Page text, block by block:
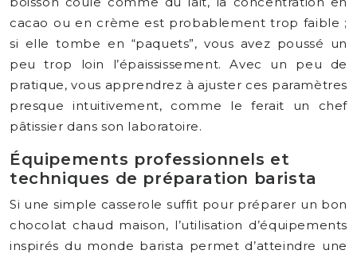
cacao ou en crème est probablement trop faible ;
si elle tombe en “paquets”, vous avez poussé un
peu trop loin l’épaississement. Avec un peu de
pratique, vous apprendrez à ajuster ces paramètres
presque intuitivement, comme le ferait un chef
pâtissier dans son laboratoire.
Équipements professionnels et
techniques de préparation barista
Si une simple casserole suffit pour préparer un bon
chocolat chaud maison, l’utilisation d’équipements
inspirés du monde barista permet d’atteindre une